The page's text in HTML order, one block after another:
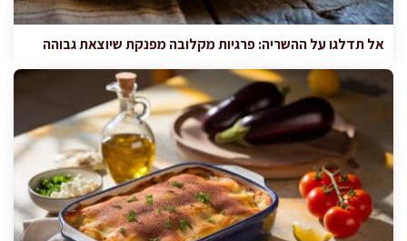
אל תדלגו על ההשריה: פרגיות מקלובה מפנקת שיוצאת גבוהה